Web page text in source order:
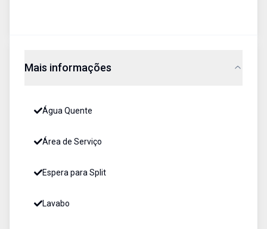
Mais informações
Água Quente
Área de Serviço
Espera para Split
Lavabo